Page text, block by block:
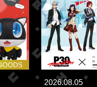
2026.08.05